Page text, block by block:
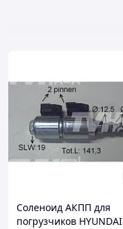
Соленоид АКПП для
погрузчиков HYUNDAI